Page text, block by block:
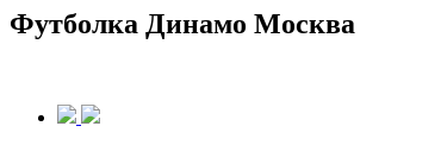
Футболка Динамо Москва